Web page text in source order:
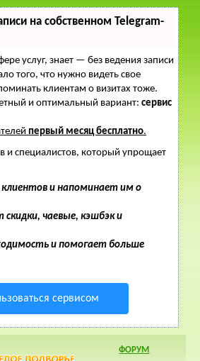
на собственном Telegram-
услуг, знает — без ведения записи
того, что нужно видеть свое
клиентам о визитах тоже.
и оптимальный вариант: сервис
первый месяц бесплатно.
и специалистов, который упрощает
и напоминает им о
скидки, чаевые, кэшбэк и
и помогает больше
сервисом
ФОРУМ